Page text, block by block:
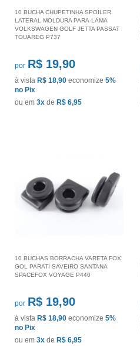
10 BUCHA CHUPETINHA SPOILER
LATERAL MOLDURA PARA-LAMA
VOLKSWAGEN GOLF JETTA PASSAT
TOUAREG P737
por R$ 19,90
à vista R$ 18,90 economize 5%
no Pix
ou em 3x de R$ 6,95
10 BUCHAS BORRACHA VARETA FOX
GOL PARATI SAVEIRO SANTANA
SPACEFOX VOYAGE P440
por R$ 19,90
à vista R$ 18,90 economize 5%
no Pix
ou em 3x de R$ 6,95